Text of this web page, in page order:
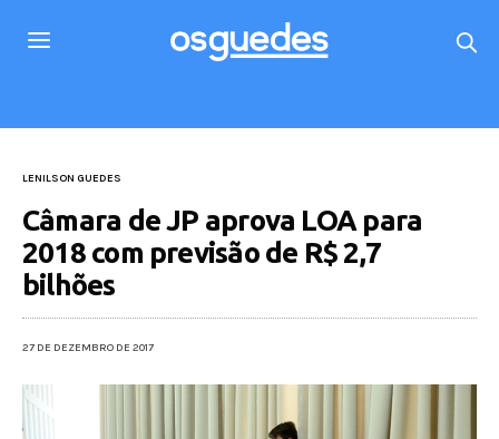
LENILSON GUEDES
Câmara de JP aprova LOA para
2018 com previsão de R$ 2,7
bilhões
27 DE DEZEMBRO DE 2017